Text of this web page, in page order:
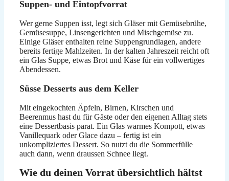
Suppen- und Eintopfvorrat
Wer gerne Suppen isst, legt sich Gläser mit Gemüsebrühe,
Gemüsesuppe, Linsengerichten und Mischgemüse zu.
Einige Gläser enthalten reine Suppengrundlagen, andere
bereits fertige Mahlzeiten. In der kalten Jahreszeit reicht oft
ein Glas Suppe, etwas Brot und Käse für ein vollwertiges
Abendessen.
Süsse Desserts aus dem Keller
Mit eingekochten Äpfeln, Birnen, Kirschen und
Beerenmus hast du für Gäste oder den eigenen Alltag stets
eine Dessertbasis parat. Ein Glas warmes Kompott, etwas
Vanillequark oder Glace dazu – fertig ist ein
unkompliziertes Dessert. So nutzt du die Sommerfülle
auch dann, wenn draussen Schnee liegt.
Wie du deinen Vorrat übersichtlich hältst